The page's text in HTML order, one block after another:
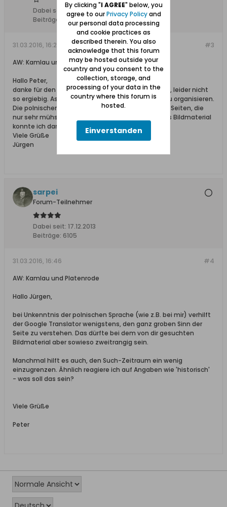
Dabei seit:
21.02.2016
Beiträge:
#3
31.03.2016, 16:25
AW: Kamlau und Platenrode
Hallo Peter,
danke für den Hinweis, Prutz und Schultz kenne ich, leider nicht
so ergiebig. Aschkewitz noch nicht, versuche ich zu organisieren.
Die polnischen Namen führen leider zu polnischen Seiten, die
nur sehr mühsam zu übersetzen sind. Historisches Bildmaterial
konnte ich darüber noch finden.
Viele Grüße
Jürgen
sarpei
Forum-Teilnehmer
Dabei seit: 17.12.2013
Beiträge: 6105
#4
31.03.2016, 16:46
AW: Kamlau und Platenrode
Hallo Jürgen,
bei Unkenntnis der polnischen Sprache (wie z.B. bei mir) verhilft
der Google Translator wenigstens, den ganz groben Sinn der
Seite zu verstehen. Das dürfte bei dem von dir gesuchten
Bildmaterial aber sowieso zweitrangig sein.
Manchmal hilft es auch, den Such-Zeitraum ein wenig
einzugrenzen. Ähnlich reagiere ich auf Angaben wie 'historisch'
- was soll das sein?
Viele Grüße
Peter
By clicking "I AGREE" below, you
agree to ourPrivacy Policyand
our personal data processing
and cookie practices as
described therein. You also
acknowledge that this forum
may be hosted outside your
country and you consent to the
collection, storage, and
processing of your data in the
country where this forum is
hosted.
Einverstanden